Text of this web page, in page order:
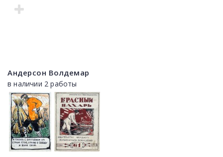
Андерсон Волдемар
в наличии 2 работы